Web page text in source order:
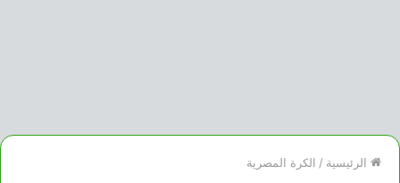
الرئيسية / الكرة المصرية